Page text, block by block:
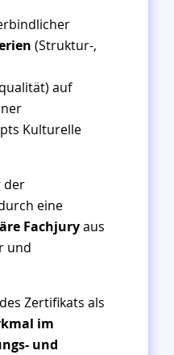
(Struktur-,
auf
Kulturelle
der
eine
Fachjuryaus
und
Zertifikats als
im
und